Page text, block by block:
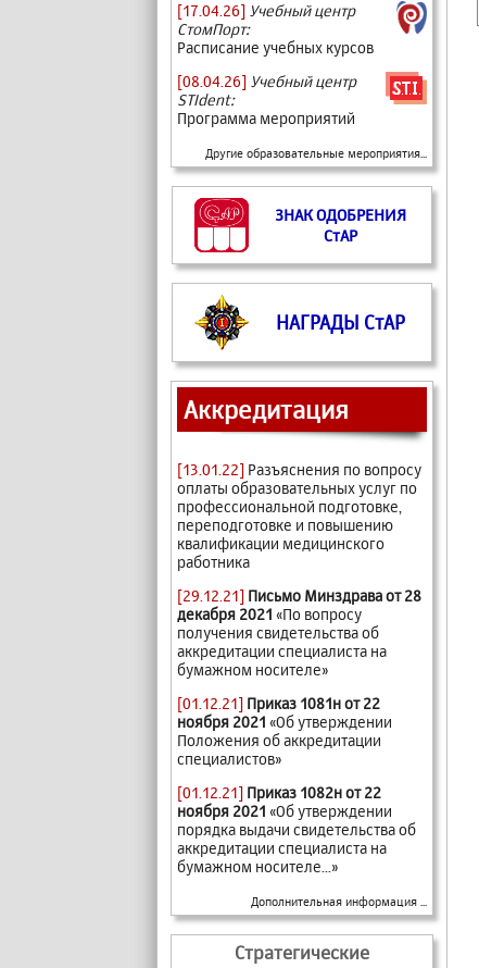
[17.04.26] Учебный центр
СтомПорт:
Расписание учебных курсов
[08.04.26] Учебный центр
STIdent:
Программа мероприятий
Другие образовательные мероприятия...
ЗНАК ОДОБРЕНИЯ
СтАР
НАГРАДЫ СтАР
Аккредитация
[13.01.22] Разъяснения по вопросу
оплаты образовательных услуг по
профессиональной подготовке,
переподготовке и повышению
квалификации медицинского
работника
[29.12.21] Письмо Минздрава от 28
декабря 2021 «По вопросу
получения свидетельства об
аккредитации специалиста на
бумажном носителе»
[01.12.21] Приказ 1081н от 22
ноября 2021 «Об утверждении
Положения об аккредитации
специалистов»
[01.12.21] Приказ 1082н от 22
ноября 2021 «Об утверждении
порядка выдачи свидетельства об
аккредитации специалиста на
бумажном носителе...»
Дополнительная информация ...
Стратегические